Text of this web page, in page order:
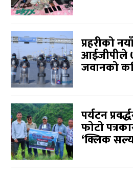
प्रहरीको
आईजीपीले
जवानको
पर्यटन
फोटो
‘क्लिक